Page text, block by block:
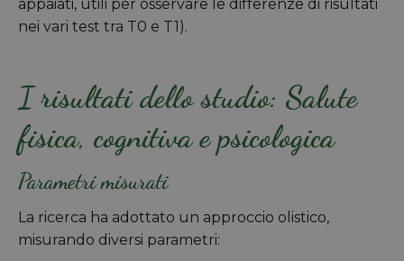
appaiati, utili per osservare le differenze di risultati
nei vari test tra T0 e T1).
I risultati dello studio: Salute
fisica, cognitiva e psicologica
Parametri misurati
La ricerca ha adottato un approccio olistico,
misurando diversi parametri: